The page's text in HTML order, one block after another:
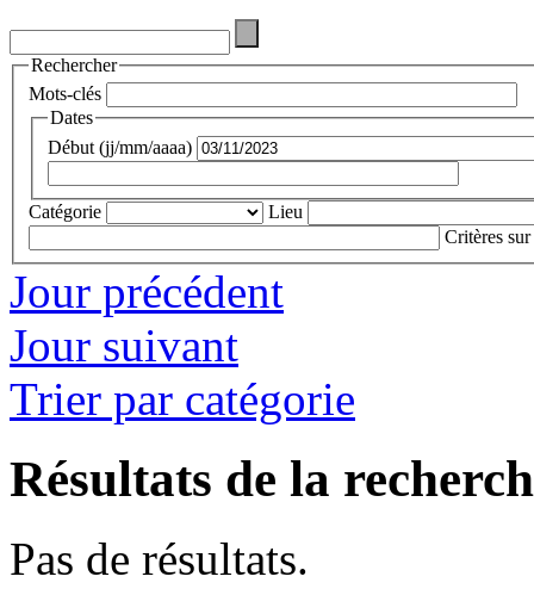
Rechercher
Mots-clés
Dates
Début (jj/mm/aaaa)
Catégorie
Lieu
Critères sur
Jour précédent
Jour suivant
Trier par catégorie
Résultats de la
Pas de résultats.